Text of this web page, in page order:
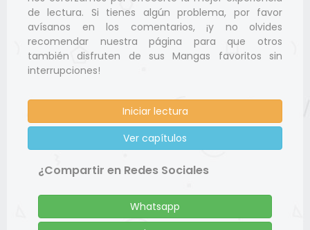
de lectura. Si tienes algún problema, por favor
avísanos en los comentarios, ¡y no olvides
recomendar nuestra página para que otros
también disfruten de sus Mangas favoritos sin
interrupciones!
Iniciar lectura
Ver capítulos
¿Compartir en Redes Sociales
Whatsapp